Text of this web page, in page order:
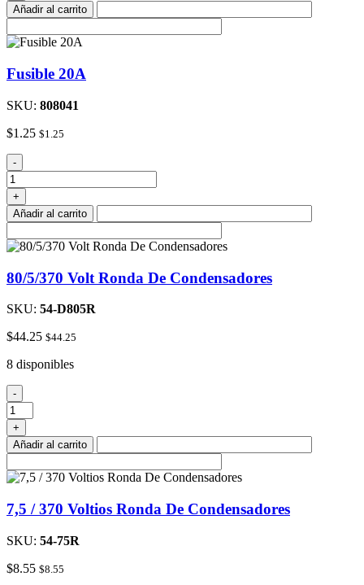
Añadir al carrito
Fusible 20A
SKU: 808041
$1.25 $1.25
Fusible
20A
cantidad
-
+
Añadir al carrito
80/5/370 Volt Ronda De Condensadores
SKU: 54-D805R
$44.25 $44.25
8 disponibles
80/5/370
Volt
Ronda
De
Condensadores
-
+
Añadir al carrito
7,5 / 370 Voltios Ronda De Condensadores
SKU: 54-75R
$8.55 $8.55